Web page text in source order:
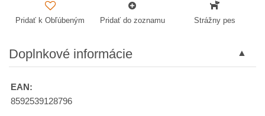
Pridať k Obľúbeným Pridať do zoznamu Strážny pes
Doplnkové informácie
EAN:
8592539128796